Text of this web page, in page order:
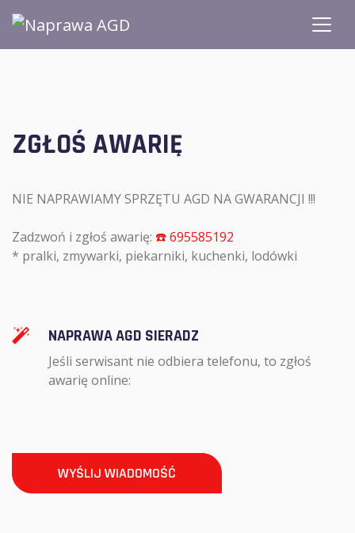
ZGŁOŚ AWARIĘ
NIE NAPRAWIAMY SPRZĘTU AGD NA GWARANCJI !!!
Zadzwoń i zgłoś awarię: ☎️ 695585192
* pralki, zmywarki, piekarniki, kuchenki, lodówki
NAPRAWA AGD SIERADZ
Jeśli serwisant nie odbiera telefonu, to zgłoś
awarię online:
WYŚLIJ WIADOMOŚĆ